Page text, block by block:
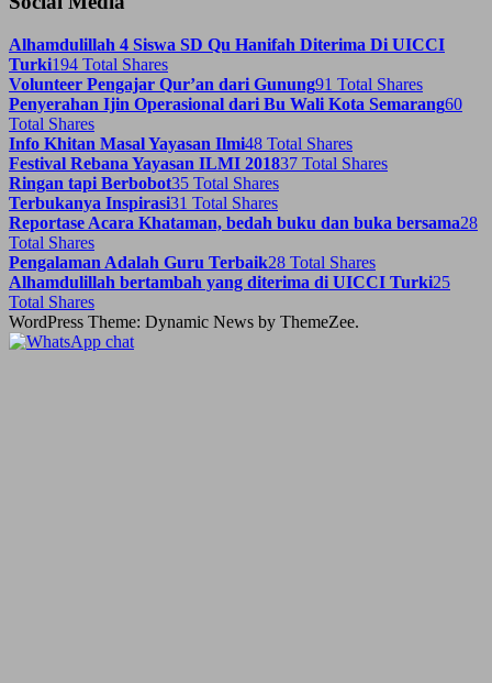
Alhamdulillah 4 Siswa SD Qu Hanifah Diterima Di UICCI
Turki194 Total Shares
Volunteer Pengajar Qur’an dari Gunung91 Total Shares
Penyerahan Ijin Operasional dari Bu Wali Kota Semarang60
Total Shares
Info Khitan Masal Yayasan Ilmi48 Total Shares
Festival Rebana Yayasan ILMI 201837 Total Shares
Ringan tapi Berbobot35 Total Shares
Terbukanya Inspirasi31 Total Shares
Reportase Acara Khataman, bedah buku dan buka bersama28
Total Shares
Pengalaman Adalah Guru Terbaik28 Total Shares
Alhamdulillah bertambah yang diterima di UICCI Turki25
Total Shares
WordPress Theme: Dynamic News by ThemeZee.